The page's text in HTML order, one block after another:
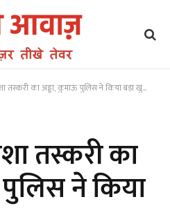
तस्करी का अड्डा, कुमाऊं पुलिस ने किया बड़ा खुलासा
तस्करी का
ने किया